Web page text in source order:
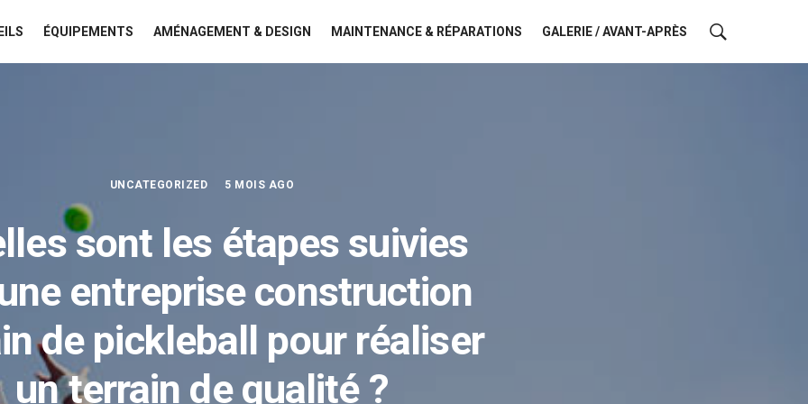
ÉQUIPEMENTS AMÉNAGEMENT & DESIGN MAINTENANCE & RÉPARATIONS GALERIE / AVANT-APRÈS
UNCATEGORIZED 5 MOIS AGO
sont les étapes suivies
entreprise construction
de pickleball pour réaliser
un terrain de qualité ?